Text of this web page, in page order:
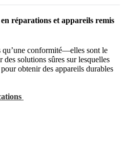
réparations et appareils remis
conformité—elles sont le
solutions sûres sur lesquelles
obtenir des appareils durables